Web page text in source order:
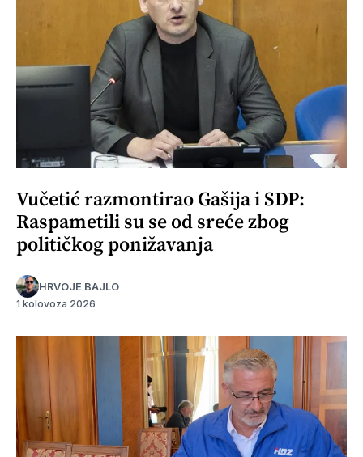
Vučetić razmontirao Gašija i SDP:
Raspametili su se od sreće zbog
političkog ponižavanja
HRVOJE BAJLO
1 kolovoza 2026